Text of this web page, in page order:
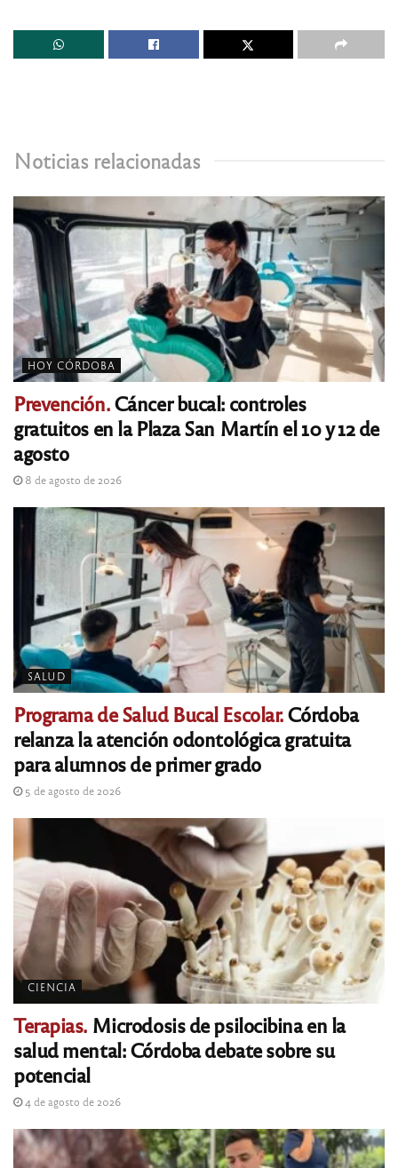
Noticias relacionadas
HOY CÓRDOBA
Prevención.Cáncer bucal: controles
gratuitos en la Plaza San Martín el 10 y 12 de
agosto
8 de agosto de 2026
SALUD
Programa de Salud Bucal Escolar.Córdoba
relanza la atención odontológica gratuita
para alumnos de primer grado
5 de agosto de 2026
CIENCIA
Terapias. Microdosis de psilocibina en la
salud mental: Córdoba debate sobre su
potencial
4 de agosto de 2026